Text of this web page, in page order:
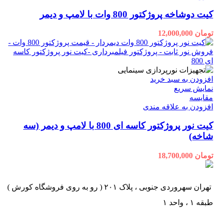
کیت دوشاخه پروژکتور 800 وات با لامپ و دیمر
تومان
افزودن به سبد خرید
نمایش سریع
مقايسه
افزودن به علاقه مندی
کیت نور پروژکتور کاسه ای 800 با لامپ و دیمر (سه
شاخه)
تومان
تهران سهروردی جنوبی ، پلاک ۲۰۱ ( رو به روی فروشگاه کورش )
طبقه ۱ ، واحد ۱